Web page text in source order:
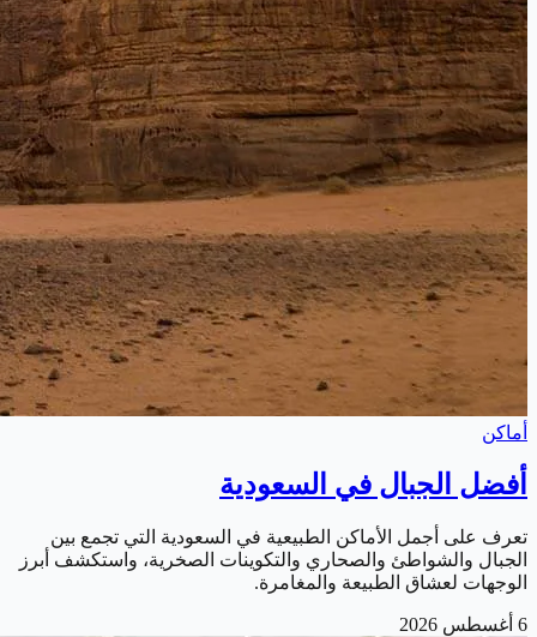
أماكن
أفضل الجبال في السعودية
تعرف على أجمل الأماكن الطبيعية في السعودية التي تجمع بين
الجبال والشواطئ والصحاري والتكوينات الصخرية، واستكشف أبرز
الوجهات لعشاق الطبيعة والمغامرة.
6 أغسطس 2026